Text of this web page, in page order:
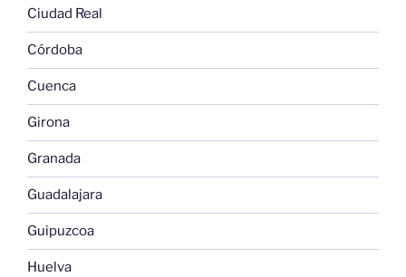
Ciudad Real
Córdoba
Cuenca
Girona
Granada
Guadalajara
Guipuzcoa
Huelva